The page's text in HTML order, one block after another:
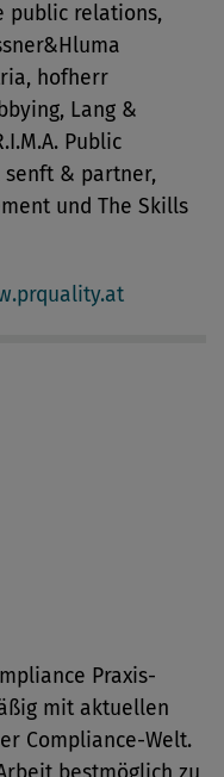
public relations,
hofherr
Lang &
Public
senft & partner,
und The Skills
Praxis-
mit aktuellen
Compliance-Welt.